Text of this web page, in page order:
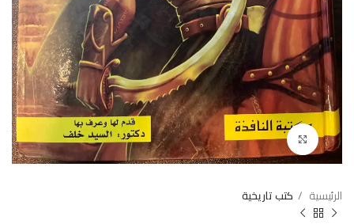
Click to enlarge
الرئيسية كتب تاريخية